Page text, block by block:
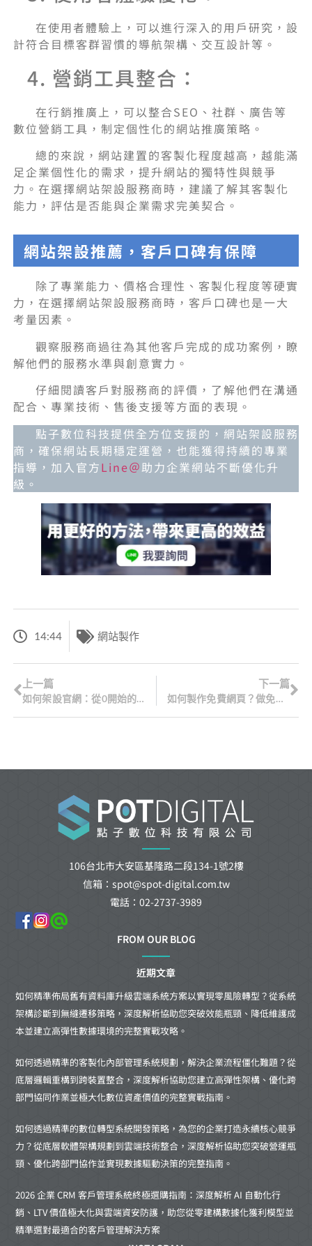
在使用者體驗上，可以進行深入的用戶研究，設
計符合目標客群習慣的導航架構、交互設計等。
4. 營銷工具整合：
在行銷推廣上，可以整合SEO、社群、廣告等
數位營銷工具，制定個性化的網站推廣策略。
總的來說，網站建置的客製化程度越高，越能滿
足企業個性化的需求，提升網站的獨特性與競爭
力。在選擇網站架設服務商時，建議了解其客製化
能力，評估是否能與企業需求完美契合。
網站架設推薦，客戶口碑有保障
除了專業能力、價格合理性、客製化程度等硬實
力，在選擇網站架設服務商時，客戶口碑也是一大
考量因素。
觀察服務商過往為其他客戶完成的成功案例，瞭
解他們的服務水準與創意實力。
仔細閱讀客戶對服務商的評價，了解他們在溝通
配合、專業技術、售後支援等方面的表現。
點子數位科技提供全方位支援的，網站架設服務
商，確保網站長期穩定運營，也能獲得持續的專業
指導，加入官方Line＠助力企業網站不斷優化升
級。
14:44 網站製作
上一篇
如何架設官網：從0開始的架設官網指南
下一篇
如何製作免費網頁？做免費網頁7個基本步驟
106台北市大安區基隆路二段134-1號2樓
信箱：spot@spot-digital.com.tw
電話：02-2737-3989
FROM OUR BLOG
近期文章
如何精準佈局舊有資料庫升級雲端系統方案以實現零風險轉型？從系統
架構診斷到無縫遷移策略，深度解析協助您突破效能瓶頸、降低維護成
本並建立高彈性數據環境的完整實戰攻略。
如何透過精準的客製化內部管理系統規劃，解決企業流程僵化難題？從
底層邏輯重構到跨裝置整合，深度解析協助您建立高彈性架構、優化跨
部門協同作業並極大化數位資產價值的完整實戰指南。
如何透過精準的數位轉型系統開發策略，為您的企業打造永續核心競爭
力？從底層軟體架構規劃到雲端技術整合，深度解析協助您突破營運瓶
頸、優化跨部門協作並實現數據驅動決策的完整指南。
2026 企業 CRM 客戶管理系統終極選購指南：深度解析 AI 自動化行
銷、LTV 價值極大化與雲端資安防護，助您從零建構數據化獲利模型並
精準選對最適合的客戶管理解決方案